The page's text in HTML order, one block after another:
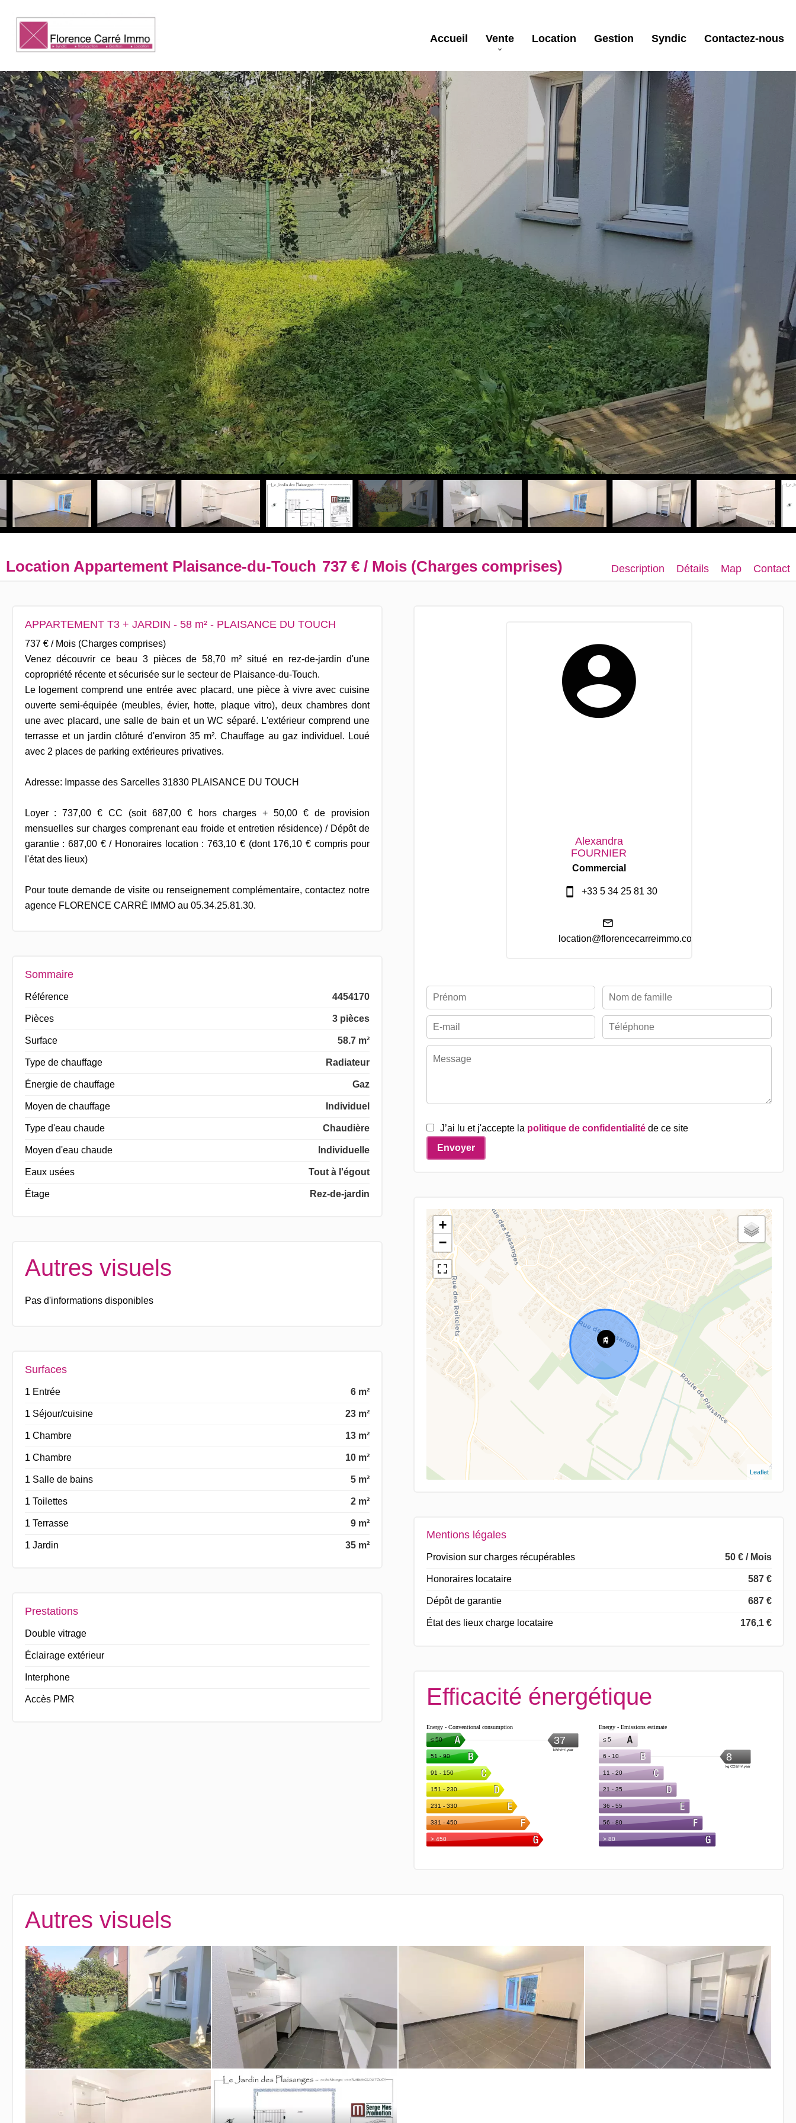
Accueil Vente Location Gestion Syndic Contactez-nous
Location Appartement Plaisance-du-Touch 737 € / Mois (Charges comprises) Description Détails Map Contact
APPARTEMENT T3 + JARDIN - 58 m² - PLAISANCE DU TOUCH
737 € / Mois (Charges comprises)
Venez découvrir ce beau 3 pièces de 58,70 m² situé en rez-de-jardin d'une
copropriété récente et sécurisée sur le secteur de Plaisance-du-Touch.
Le logement comprend une entrée avec placard, une pièce à vivre avec cuisine
ouverte semi-équipée (meubles, évier, hotte, plaque vitro), deux chambres dont
une avec placard, une salle de bain et un WC séparé. L'extérieur comprend une
terrasse et un jardin clôturé d'environ 35 m². Chauffage au gaz individuel. Loué
avec 2 places de parking extérieures privatives.
Adresse: Impasse des Sarcelles 31830 PLAISANCE DU TOUCH
Loyer : 737,00 € CC (soit 687,00 € hors charges + 50,00 € de provision
mensuelles sur charges comprenant eau froide et entretien résidence) / Dépôt de
garantie : 687,00 € / Honoraires location : 763,10 € (dont 176,10 € compris pour
l'état des lieux)
Pour toute demande de visite ou renseignement complémentaire, contactez notre
agence FLORENCE CARRÉ IMMO au 05.34.25.81.30.
Sommaire
Référence 4454170
Pièces 3 pièces
Surface 58.7 m²
Type de chauffage Radiateur
Énergie de chauffage Gaz
Moyen de chauffage Individuel
Type d'eau chaude Chaudière
Moyen d'eau chaude Individuelle
Eaux usées Tout à l'égout
Étage Rez-de-jardin
Autres visuels
Pas d'informations disponibles
Surfaces
1 Entrée 6 m²
1 Séjour/cuisine 23 m²
1 Chambre 13 m²
1 Chambre 10 m²
1 Salle de bains 5 m²
1 Toilettes 2 m²
1 Terrasse 9 m²
1 Jardin 35 m²
Prestations
Double vitrage
Éclairage extérieur
Interphone
Accès PMR
Alexandra
FOURNIER
Commercial
+33 5 34 25 81 30
location@florencecarreimmo.com
J’ai lu et j'accepte la politique de confidentialitéde ce site
Envoyer
+
−
Leaflet
Mentions légales
Provision sur charges récupérables 50 € / Mois
Honoraires locataire 587 €
Dépôt de garantie 687 €
État des lieux charge locataire 176,1 €
Efficacité énergétique
Autres visuels